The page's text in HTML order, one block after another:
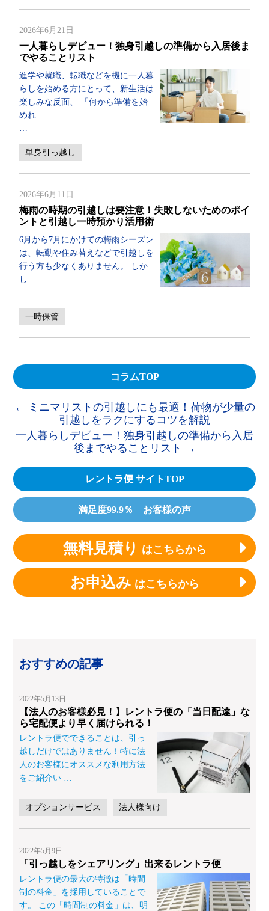
2026年6月21日
一人暮らしデビュー！独身引越しの準備から入居後ま
でやることリスト
進学や就職、転職などを機に一人暮
らしを始める方にとって、新生活は
楽しみな反面、 「何から準備を始
めれ
単身引っ越し
2026年6月11日
梅雨の時期の引越しは要注意！失敗しないためのポイ
ントと引越し一時預かり活用術
6月から7月にかけての梅雨シーズン
は、転勤や住み替えなどで引越しを
行う方も少なくありません。 しか
し
一時保管
コラムTOP
← ミニマリストの引越しにも最適！荷物が少量の
引越しをラクにするコツを解説
一人暮らしデビュー！独身引越しの準備から入居
後までやることリスト →
レントラ便 サイトTOP
満足度99.9％ お客様の声
無料見積り はこちらから
お申込み はこちらから
おすすめの記事
2022年5月13日
【法人のお客様必見！】レントラ便の「当日配達」な
ら宅配便より早く届けられる！
レントラ便でできることは、引っ
越しだけではありません！特に法
人のお客様にオススメな利用方法
をご紹介い
オプションサービス 法人様向け
2022年5月9日
「引っ越しをシェアリング」出来るレントラ便
レントラ便の最大の特徴は「時間
制の料金」を採用していることで
す。 この「時間制の料金」は、明